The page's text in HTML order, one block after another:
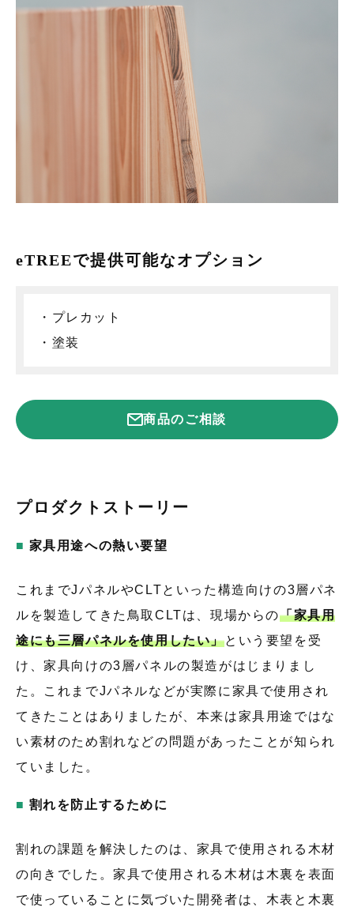
eTREEで提供可能なオプション
・プレカット
・塗装
商品のご相談
プロダクトストーリー
家具用途への熱い要望
これまでJパネルやCLTといった構造向けの3層パネ
ルを製造してきた鳥取CLTは、現場からの「家具用
途にも三層パネルを使用したい」という要望を受
け、家具向けの3層パネルの製造がはじまりまし
た。これまでJパネルなどが実際に家具で使用され
てきたことはありましたが、本来は家具用途ではな
い素材のため割れなどの問題があったことが知られ
ていました。
割れを防止するために
割れの課題を解決したのは、家具で使用される木材
の向きでした。家具で使用される木材は木裏を表面
で使っていることに気づいた開発者は、木表と木裏